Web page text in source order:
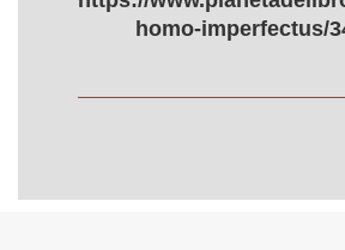
homo-imperfectus/